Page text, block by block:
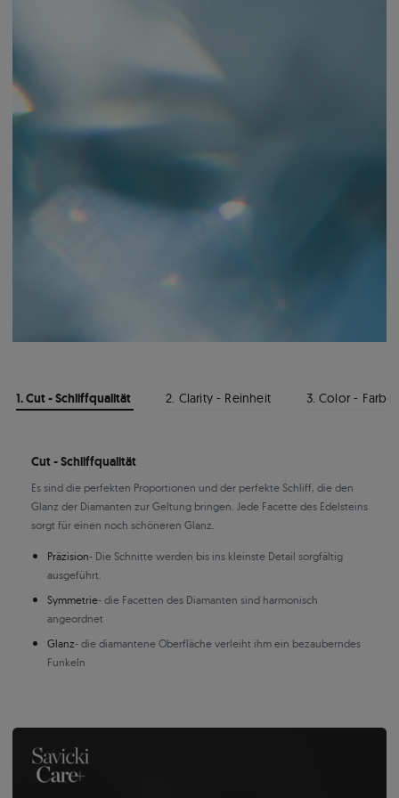
1. Cut - Schliffqualität 2. Clarity - Reinheit 3. Color - Farbe
Cut - Schliffqualität
Es sind die perfekten Proportionen und der perfekte Schliff, die den
Glanz der Diamanten zur Geltung bringen. Jede Facette des Edelsteins
sorgt für einen noch schöneren Glanz.
Präzision- Die Schnitte werden bis ins kleinste Detail sorgfältig
ausgeführt.
Symmetrie- die Facetten des Diamanten sind harmonisch
angeordnet
Glanz- die diamantene Oberfläche verleiht ihm ein bezauberndes
Funkeln